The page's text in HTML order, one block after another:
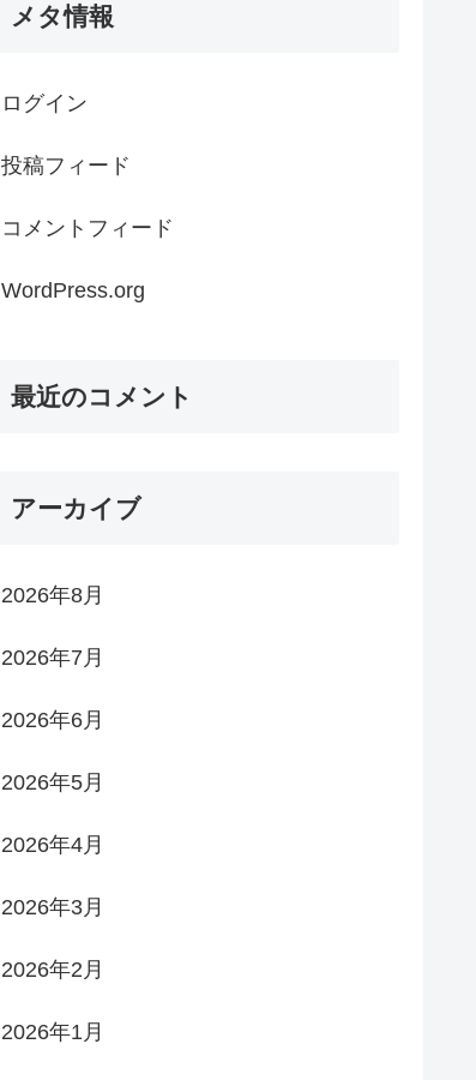
メタ情報
ログイン
投稿フィード
コメントフィード
WordPress.org
最近のコメント
アーカイブ
2026年8月
2026年7月
2026年6月
2026年5月
2026年4月
2026年3月
2026年2月
2026年1月